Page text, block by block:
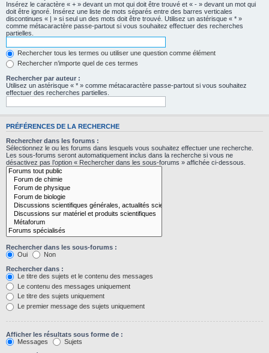
Insérez le caractère « + » devant un mot qui doit être trouvé et « - » devant un mot qui
doit être ignoré. Insérez une liste de mots séparés entre des barres verticales
discontinues « | » si seul un des mots doit être trouvé. Utilisez un astérisque « * »
comme métacaractère passe-partout si vous souhaitez effectuer des recherches
partielles.
Rechercher tous les termes ou utiliser une question comme élément
Rechercher n’importe quel de ces termes
Rechercher par auteur :
Utilisez un astérisque « * » comme métacaractère passe-partout si vous souhaitez
effectuer des recherches partielles.
PRÉFÉRENCES DE LA RECHERCHE
Rechercher dans les forums :
Sélectionnez le ou les forums dans lesquels vous souhaitez effectuer une recherche.
Les sous-forums seront automatiquement inclus dans la recherche si vous ne
désactivez pas l’option « Rechercher dans les sous-forums » affichée ci-dessous.
Rechercher dans les sous-forums :
Oui
Non
Rechercher dans :
Le titre des sujets et le contenu des messages
Le contenu des messages uniquement
Le titre des sujets uniquement
Le premier message des sujets uniquement
Afficher les résultats sous forme de :
Messages
Sujets